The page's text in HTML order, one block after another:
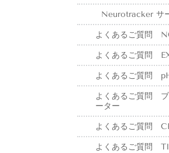
Neurotracker サ
よくあるご質問
よくあるご質問
よくあるご質問
よくあるご質問 ブ
ーター
よくあるご質問
よくあるご質問